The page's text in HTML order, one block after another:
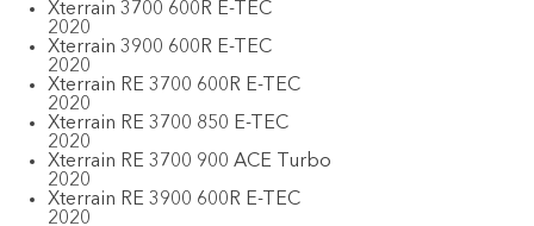
Xterrain 3700 600R E-TEC
2020
Xterrain 3900 600R E-TEC
2020
Xterrain RE 3700 600R E-TEC
2020
Xterrain RE 3700 850 E-TEC
2020
Xterrain RE 3700 900 ACE Turbo
2020
Xterrain RE 3900 600R E-TEC
2020